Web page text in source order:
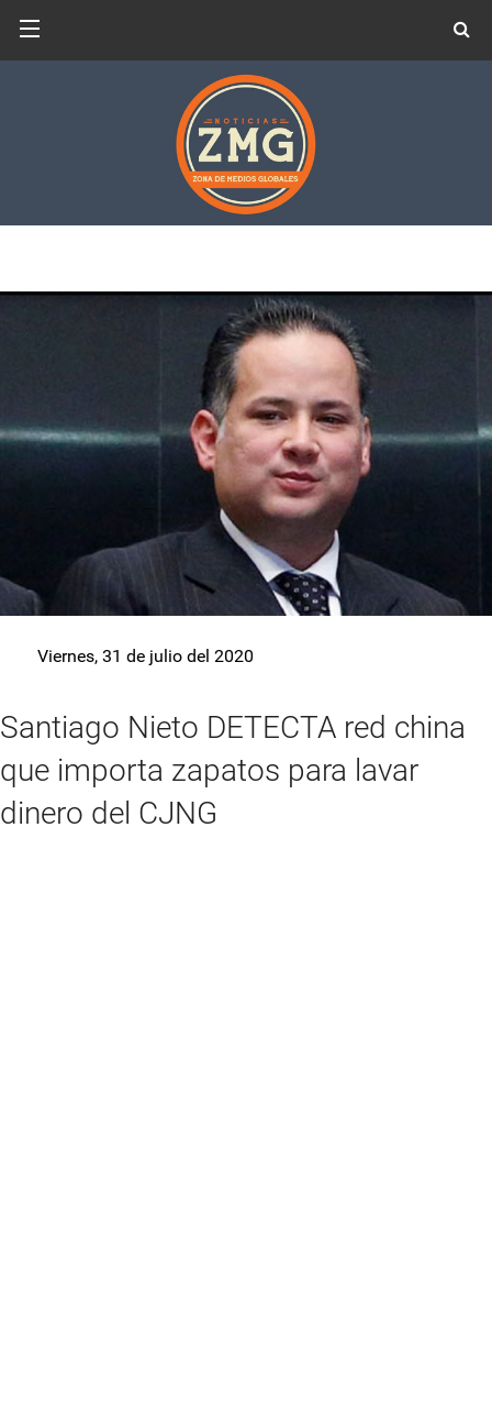
Viernes, 31 de julio del 2020
Santiago Nieto DETECTA red china
que importa zapatos para lavar
dinero del CJNG